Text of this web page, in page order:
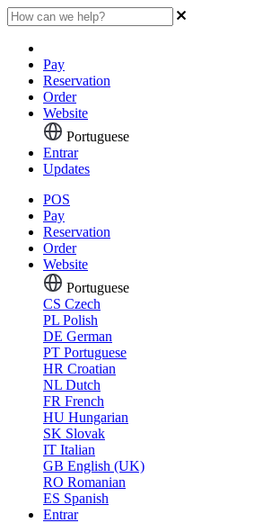
Pay
Reservation
Order
Website
Portuguese
Entrar
Updates
POS
Pay
Reservation
Order
Website
Portuguese
CS Czech
PL Polish
DE German
PT Portuguese
HR Croatian
NL Dutch
FR French
HU Hungarian
SK Slovak
IT Italian
GB English (UK)
RO Romanian
ES Spanish
Entrar